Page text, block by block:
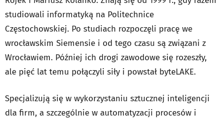
studiowali informatyką na Politechnice
Częstochowskiej. Po studiach rozpoczęli pracę we
wrocławskim Siemensie i od tego czasu są związani z
Wrocławiem. Później ich drogi zawodowe się rozeszły,
ale pięć lat temu połączyli siły i powstał byteLAKE.
Specjalizują się w wykorzystaniu sztucznej inteligencji
dla firm, a szczególnie w automatyzacji procesów i